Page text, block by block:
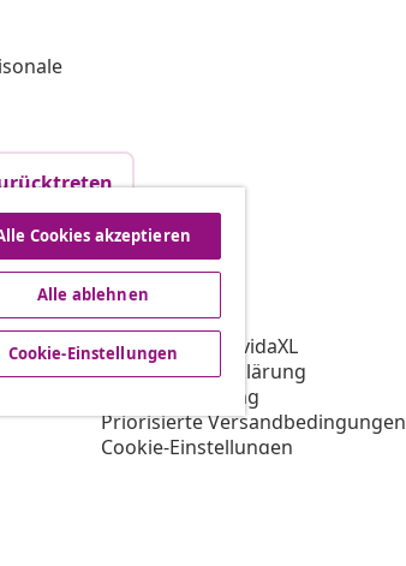
vidaXL
Über vidaXL
AGB Verkäufer vidaXL
Datenschutzerklärung
Cookie-Erklärung
Priorisierte Versandbedingungen
Cookie-Einstellungen
Cookies akzeptieren
Alle ablehnen
Cookie-Einstellungen